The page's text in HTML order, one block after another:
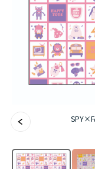
ハイキュー!!ジ
『無職転生Ⅲ ～
『ふつつかな悪